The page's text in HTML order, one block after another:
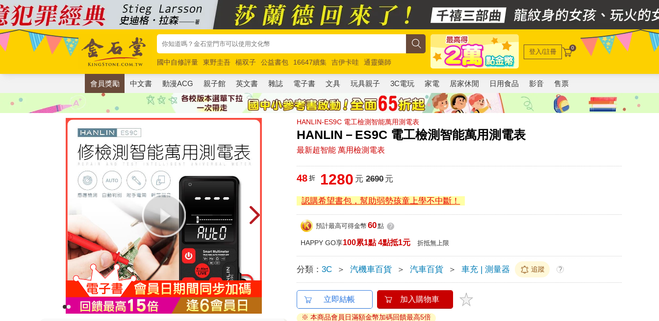
國中自修評量 東野圭吾 楊双子 公益書包 16647續集 吉伊卡哇
通靈藥師
唯紅花綻放
奧德賽 路邊攤新作 馬斯克 玩具總動員5 超慢跑
登入/註冊 0
會員獎勵 中文書 動漫ACG 親子館 英文書 雜誌 電子書 文具 玩具親子 3C電玩 家電 居家休閒 日用食品 影音 售票
HANLIN-ES9C 電工檢測智能萬用測電表
HANLIN－ES9C 電工檢測智能萬用測電表
最新超智能 萬用檢測電表
48 折 1280 元 2690元
認購希望書包，幫助弱勢孩童上學不中斷！
預計最高可得金幣 60點 ?
HAPPY GO享100累1點 4點抵1元 折抵無上限
分類：3C ＞ 汽機車百貨 ＞ 汽車百貨 ＞ 車充 | 測量器 追蹤 ?
立即結帳 加入購物車
※ 本商品會員日滿額金幣加碼回饋最高5倍